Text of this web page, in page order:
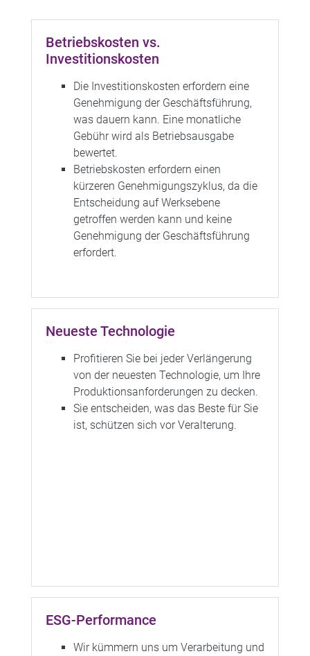
Betriebskosten vs.
Investitionskosten
Die Investitionskosten erfordern eine
Genehmigung der Geschäftsführung,
was dauern kann. Eine monatliche
Gebühr wird als Betriebsausgabe
bewertet.
Betriebskosten erfordern einen
kürzeren Genehmigungszyklus, da die
Entscheidung auf Werksebene
getroffen werden kann und keine
Genehmigung der Geschäftsführung
erfordert.
Neueste Technologie​
Profitieren Sie bei jeder Verlängerung
von der neuesten Technologie, um Ihre
Produktionsanforderungen zu decken.
Sie entscheiden, was das Beste für Sie
ist, schützen sich vor Veralterung.
ESG-Performance
Wir kümmern uns um Verarbeitung und